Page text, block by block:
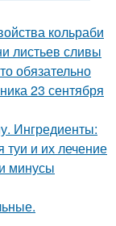
кольраби
листьев сливы
обязательно
23 сентября
Ингредиенты:
туи и их лечение
минусы